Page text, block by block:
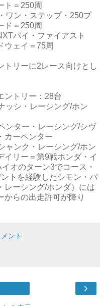
ト＝250周
ワン・ステップ・250プ
ド＝250周
バイ・ファイアスト
ウェイ＝75周
トリーに2レース向けとし
ントリー：28台
ッシ・レーシング/ホン
ンター・レーシング/シヴ
カーペンター
ャンク・レーシング/ホン
イリー＝第9戦ホンダ・イ
オのターン3でコース・
トを経験したシモン・パ
レーシング/ホンダ）には
からの出走許可が降り
ント:
›